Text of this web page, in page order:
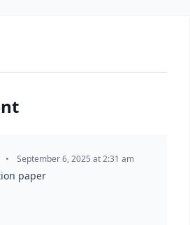
• September 6, 2025 at 2:31 am
paper